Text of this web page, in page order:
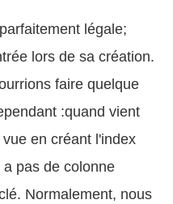
légale;
lors de sa création.
faire quelque
:quand vient
en créant l'index
pas de colonne
Normalement, nous